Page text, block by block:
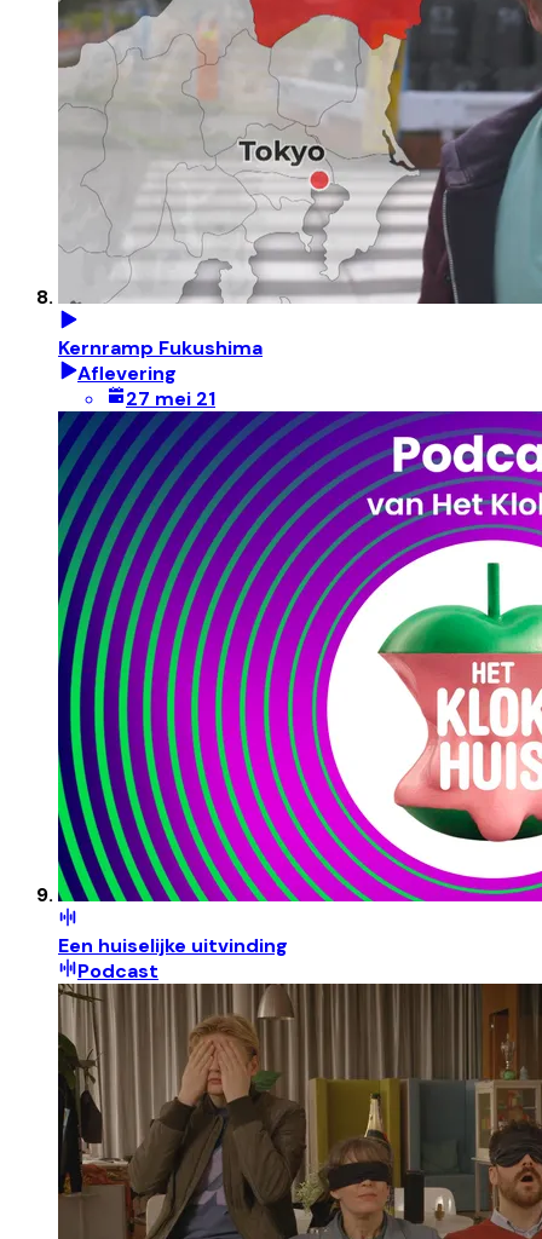
Kernramp Fukushima
Aflevering
27 mei 21
Een huiselijke uitvinding
Podcast